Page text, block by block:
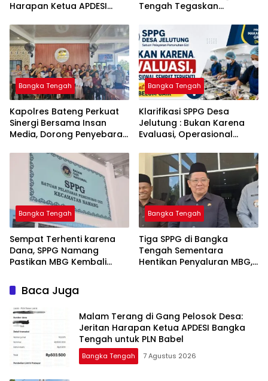
Harapan Ketua APDESI
Babel
Tengah Tegaskan
Kejahatan Hingga Tuntas
Bangka Tengah
‎Kapolres Bateng Perkuat
Sinergi Bersama Insan
Media, Dorong Penyebaran
Layanan Polri 110
Bangka Tengah
‎Klarifikasi SPPG Desa
Jelutung : Bukan Karena
Evaluasi, Operasional
Dana Banper Belum Cair
Bangka Tengah
‎Sempat Terhenti karena
Dana, SPPG Namang
Pastikan MBG Kembali
Bangka Tengah
‎Tiga SPPG di Bangka
Tengah Sementara
Hentikan Penyaluran MBG,
Baca Juga
Malam Terang di Gang Pelosok Desa:
Jeritan Harapan Ketua APDESI Bangka
Tengah untuk PLN Babel
Bangka Tengah 7 Agustus 2026